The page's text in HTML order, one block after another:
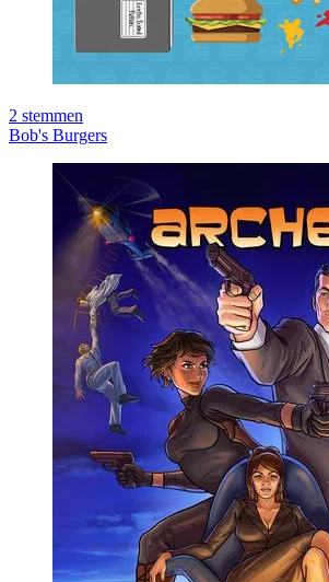
2 stemmen
Bob's Burgers